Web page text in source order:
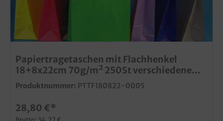
Papiertragetaschen mit Flachhenkel
18+8x22cm 70g/m² 250St verschiedene
Farben zur Auswahl
Produktnummer: PTTF180822-0005
28,80 €*
Brutto: 34,27 €